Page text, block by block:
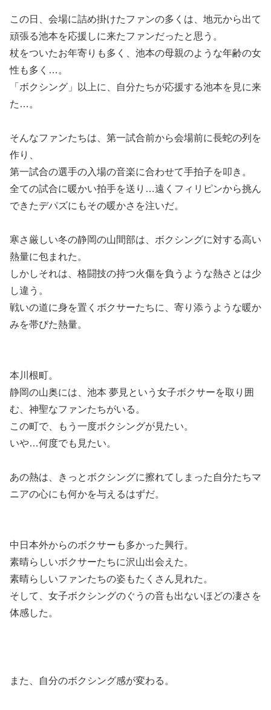
この日、会場に詰め掛けたファンの多くは、地元から出て
頑張る池本を応援しに来たファンだったと思う。
杖をついたお年寄りも多く、池本の母親のような年齢の女
性も多く…。
「ボクシング」以上に、自分たちが応援する池本を見に来
た…。
そんなファンたちは、第一試合前から会場前に長蛇の列を
作り、
第一試合の選手の入場の音楽に合わせて手拍子を叩き。
全ての試合に暖かい拍手を送り…遠くフィリピンから挑ん
できたデパズにもその暖かさを注いだ。
寒さ厳しい冬の静岡の山間部は、ボクシングに対する高い
熱量に包まれた。
しかしそれは、格闘技の持つ火傷を負うような熱さとは少
し違う。
戦いの道に身を置くボクサーたちに、寄り添うような暖か
みを帯びた熱量。
本川根町。
静岡の山奥には、池本 夢見という女子ボクサーを取り囲
む、神聖なファンたちがいる。
この町で、もう一度ボクシングが見たい。
いや…何度でも見たい。
あの熱は、きっとボクシングに擦れてしまった自分たちマ
ニアの心にも何かを与えるはずだ。
中日本外からのボクサーも多かった興行。
素晴らしいボクサーたちに沢山出会えた。
素晴らしいファンたちの姿もたくさん見れた。
そして、女子ボクシングのぐうの音も出ないほどの凄さを
体感した。
また、自分のボクシング感が変わる。